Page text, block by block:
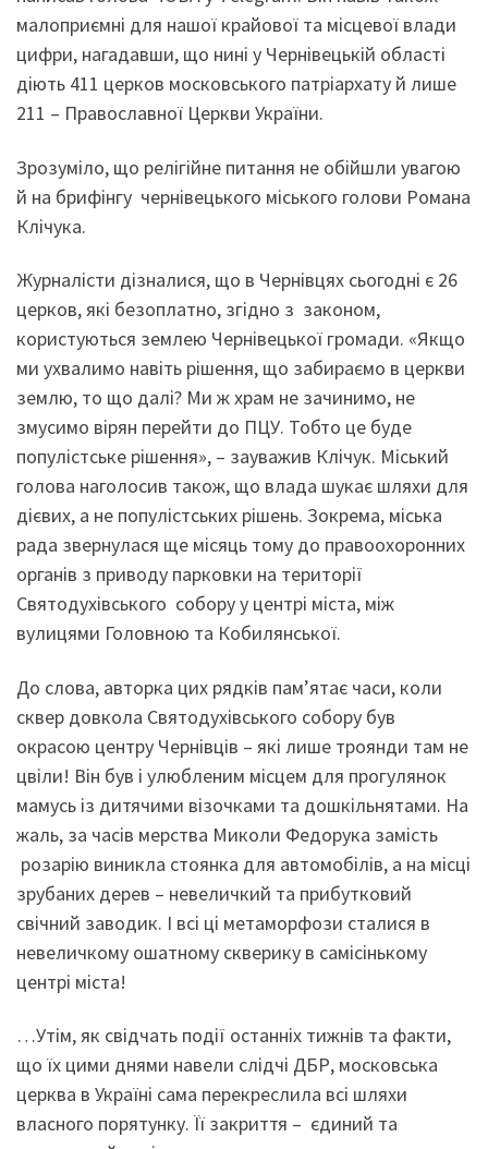
малоприємні для нашої крайової та місцевої влади
цифри, нагадавши, що нині у Чернівецькій області
діють 411 церков московського патріархату й лише
211 – Православної Церкви України.
Зрозуміло, що релігійне питання не обійшли увагою
й на брифінгу чернівецького міського голови Романа
Клічука.
Журналісти дізналися, що в Чернівцях сьогодні є 26
церков, які безоплатно, згідно з законом,
користуються землею Чернівецької громади. «Якщо
ми ухвалимо навіть рішення, що забираємо в церкви
землю, то що далі? Ми ж храм не зачинимо, не
змусимо вірян перейти до ПЦУ. Тобто це буде
популістське рішення», – зауважив Клічук. Міський
голова наголосив також, що влада шукає шляхи для
дієвих, а не популістських рішень. Зокрема, міська
рада звернулася ще місяць тому до правоохоронних
органів з приводу парковки на території
Святодухівського собору у центрі міста, між
вулицями Головною та Кобилянської.
До слова, авторка цих рядків пам’ятає часи, коли
сквер довкола Святодухівського собору був
окрасою центру Чернівців – які лише троянди там не
цвіли! Він був і улюбленим місцем для прогулянок
мамусь із дитячими візочками та дошкільнятами. На
жаль, за часів мерства Миколи Федорука замість
розарію виникла стоянка для автомобілів, а на місці
зрубаних дерев – невеличкий та прибутковий
свічний заводик. І всі ці метаморфози сталися в
невеличкому ошатному скверику в самісінькому
центрі міста!
…Утім, як свідчать події останніх тижнів та факти,
що їх цими днями навели слідчі ДБР, московська
церква в Україні сама перекреслила всі шляхи
власного порятунку. Її закриття – єдиний та